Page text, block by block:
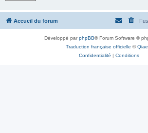
Accueil du forum
Développé parphpBB® Forum Software ©
Traduction française officielle ©
Confidentialité | Conditions